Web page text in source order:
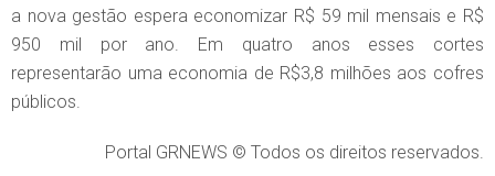
a nova gestão espera economizar R$ 59 mil mensais e R$
950 mil por ano. Em quatro anos esses cortes
representarão uma economia de R$3,8 milhões aos cofres
públicos.
Portal GRNEWS © Todos os direitos reservados.